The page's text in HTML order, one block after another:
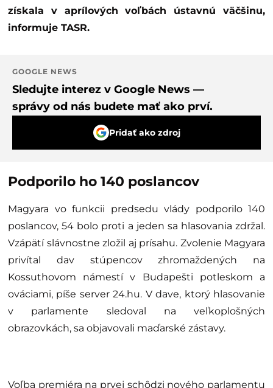
získala v aprílových voľbách ústavnú väčšinu,
informuje TASR.
GOOGLE NEWS
Sledujte interez v Google News —
správy od nás budete mať ako prví.
Pridať ako zdroj
Podporilo ho 140 poslancov
Magyara vo funkcii predsedu vlády podporilo 140
poslancov, 54 bolo proti a jeden sa hlasovania zdržal.
Vzápätí slávnostne zložil aj prísahu. Zvolenie Magyara
privítal dav stúpencov zhromaždených na
Kossuthovom námestí v Budapešti potleskom a
ováciami, píše server 24.hu. V dave, ktorý hlasovanie
v parlamente sledoval na veľkoplošných
obrazovkách, sa objavovali maďarské zástavy.
Voľba premiéra na prvej schôdzi nového parlamentu